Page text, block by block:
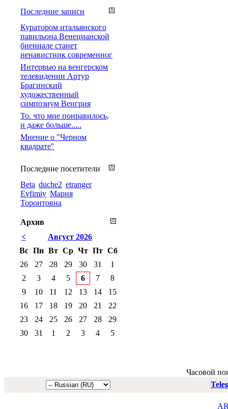
Последние записи
Куратором итальянского
павильона Венецианской
биеннале станет
ненавистник современног
Интервью на венгерском
телевидении Артур
Брагинский
художественный
симпозиум Венгрия
То. что мне понравилось,
и даже больше.....
Мнение о "Черном
квадрате"
Последние посетители
Beta duche2 etranger
Evfimiy Мария
Торонтовна
Архив
<
Август 2026
Вс Пн Вт Ср Чт Пт Сб
26
27 28 29 30 31
1
2
3 4 5 6 7
8
9
10 11 12 13 14
15
16
17 18 19 20 21
22
23
24 25 26 27 28
29
30
31 1 2 3 4 5
Часовой